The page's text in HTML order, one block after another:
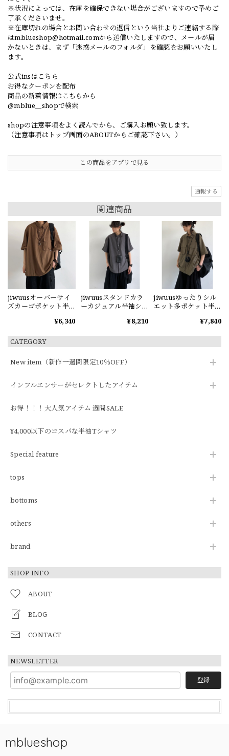
CATEGORY
New item（新作一週間限定10％OFF）
インフルエンサーがセレクトしたアイテム
お得！！！大人気アイテム 週間SALE
¥4,000以下のコスパな半袖Tシャツ
Special feature
tops
bottoms
others
brand
SHOP INFO
ABOUT
BLOG
CONTACT
NEWSLETTER
登録
※状況によっては、在庫を確保できない場合がございますので予めご
了承くださいませ。
※在庫切れの場合とお問い合わせの返信という当社よりご連絡する際
はmblueshop@hotmail.comから送信いたしますので、メールが届
かないときは、まず「迷惑メールのフォルダ」を確認をお願いいたし
ます。
公式insはこちら
お得なクーポンを配布
商品の新着情報はこちらから
@mblue__shopで検索
shopの注意事項をよく読んでから、ご購入お願い致します。
（注意事項はトップ画面のABOUTからご確認下さい。）
この商品をアプリで見る
通報する
関連商品
jiwuusオーバーサイ
ズカーゴポケット半
¥6,340
jiwuusスタンドカラ
ーカジュアル半袖シ
¥8,210
jiwuusゆったりシル
エット多ポケット半
¥7,840
mblueshop